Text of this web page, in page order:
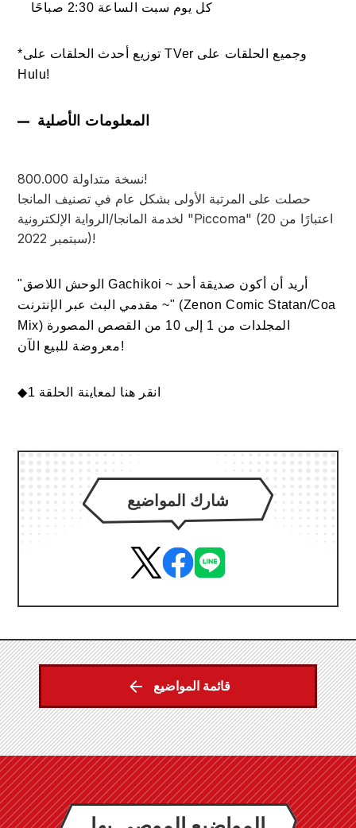
كل يوم سبت الساعة 2:30 صباحًا
*توزيع أحدث الحلقات على TVer وجميع الحلقات على
Hulu!
المعلومات الأصلية
800.000 نسخة متداولة!
حصلت على المرتبة الأولى بشكل عام في تصنيف المانجا
لخدمة المانجا/الرواية الإلكترونية "Piccoma" (اعتبارًا من 20
سبتمبر 2022)!
"الوحش اللاصق Gachikoi ~ أريد أن أكون صديقة أحد
مقدمي البث عبر الإنترنت ~" (Zenon Comic Statan/Coa
Mix) المجلدات من 1 إلى 10 من القصص المصورة
معروضة للبيع الآن!
◆ انقر هنا لمعاينة الحلقة 1
شارك المواضيع
قائمة المواضيع